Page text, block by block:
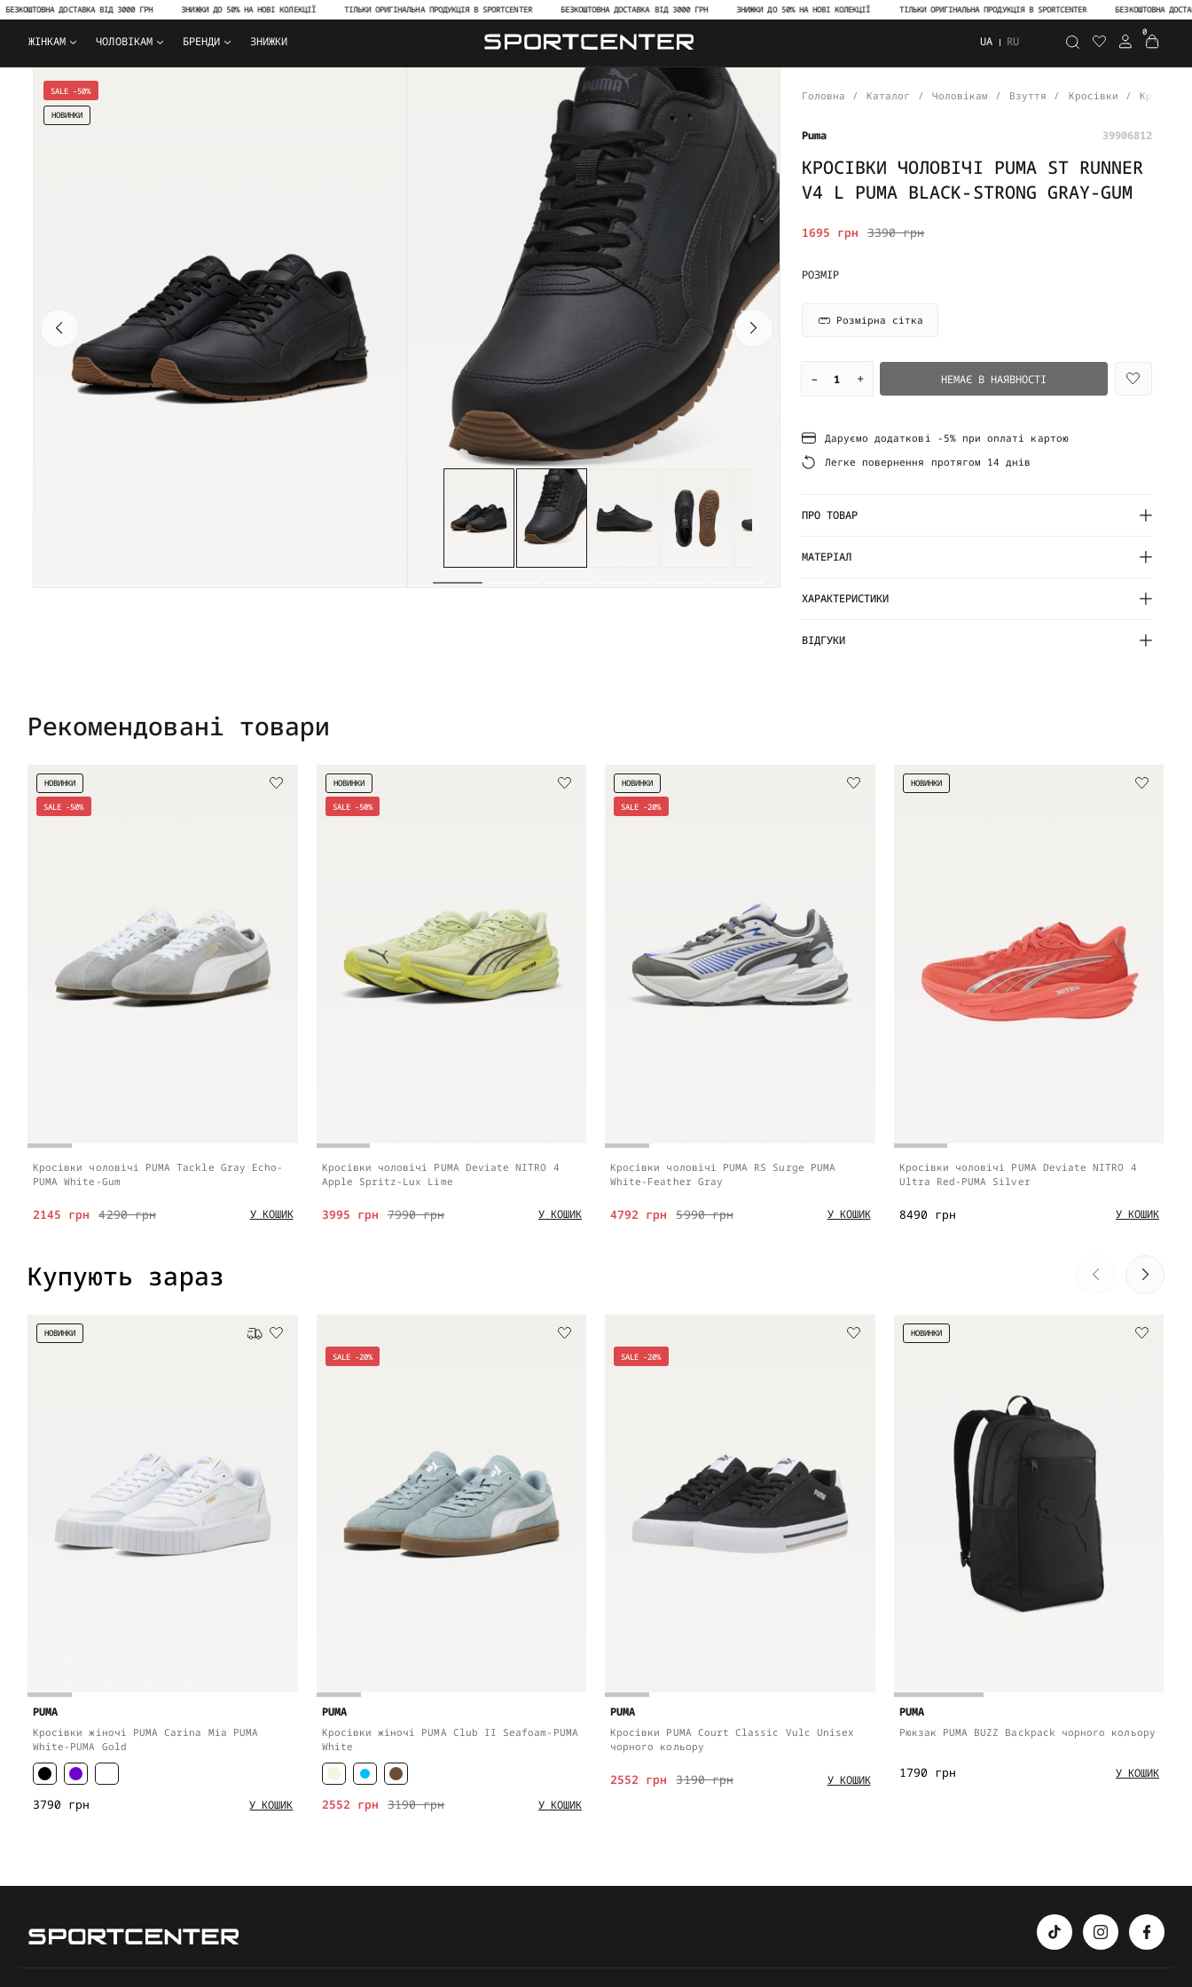
ДОСТАВКА ВІД 3000 ГРН ЗНИЖКИ ДО 50% НА НОВІ КОЛЕКЦІЇ ТІЛЬКИ ОРИГІНАЛЬНА ПРОДУКЦІЯ В SPORTCENTER БЕЗКОШТОВНА ДОСТАВКА ВІД 3000 ГРН ЗНИЖКИ ДО 50% НА НОВІ КОЛЕКЦІЇ ТІЛЬКИ ОРИГІНАЛЬНА ПРОДУКЦІЯ В SPORTCENTER БЕЗКОШТОВНА ДОСТАВКА
ЖІНКАМ ЧОЛОВІКАМ БРЕНДИ ЗНИЖКИ UA RU Пошук
0
SALE -50%
НОВИНКИ
Головна Каталог Чоловікам Взуття Кросівки
Puma 39906812
КРОСІВКИ ЧОЛОВІЧІ PUMA ST RUNNER
V4 L PUMA BLACK-STRONG GRAY-GUM
3390 грн
1695 грн
РОЗМІР
Розмірна сітка
– + НЕМАЄ В НАЯВНОСТІ
Даруємо додаткові -5% при оплаті картою
Легке повернення протягом 14 днів
ПРО ТОВАР
МАТЕРІАЛ
ХАРАКТЕРИСТИКИ
ВІДГУКИ
Рекомендовані товари
SALE -50%
НОВИНКИ
Кросівки чоловічі PUMA Tackle Gray Echo-
PUMA White-Gum
4290 грн
2145 грн У КОШИК
SALE -50%
НОВИНКИ
Кросівки чоловічі PUMA Deviate NITRO 4
Apple Spritz-Lux Lime
7990 грн
3995 грн У КОШИК
SALE -20%
НОВИНКИ
Кросівки чоловічі PUMA RS Surge PUMA
White-Feather Gray
5990 грн
4792 грн У КОШИК
НОВИНКИ
Кросівки чоловічі PUMA Deviate NITRO 4
Ultra Red-PUMA Silver
8490 грн У КОШИК
Купують зараз
НОВИНКИ Безкоштовна доставка
PUMA
Кросівки жіночі PUMA Carina Mia PUMA
White-PUMA Gold
3790 грн У КОШИК
SALE -20%
PUMA
Кросівки жіночі PUMA Club II Seafoam-PUMA
White
3190 грн
2552 грн У КОШИК
SALE -20%
PUMA
Кросівки PUMA Court Classic Vulc Unisex
чорного кольору
3190 грн
2552 грн У КОШИК
НОВИНКИ
PUMA
Рюкзак PUMA BUZZ Backpack чорного кольору
1790 грн У КОШИК